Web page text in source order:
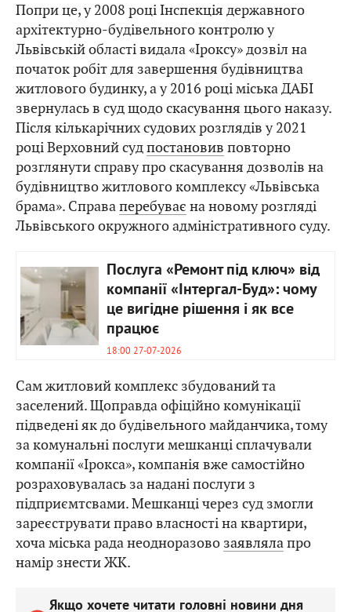
Попри це, у 2008 році Інспекція державного
архітектурно-будівельного контролю у
Львівській області видала «Іроксу» дозвіл на
початок робіт для завершення будівництва
житлового будинку, а у 2016 році міська ДАБІ
звернулась в суд щодо скасування цього наказу.
Після кількарічних судових розглядів у 2021
році Верховний судпостановив повторно
розглянути справу про скасування дозволів на
будівництво житлового комплексу «Львівська
брама». Справаперебуває на новому розгляді
Львівського окружного адміністративного суду.
Послуга «Ремонт під ключ» від
компанії «Інтергал-Буд»: чому
це вигідне рішення і як все
працює
18:00 27-07-2026
Сам житловий комплекс збудований та
заселений. Щоправда офіційно комунікації
підведені як до будівельного майданчика, тому
за комунальні послуги мешканці сплачували
компанії «Ірокса», компанія вже самостійно
розраховувалась за надані послуги з
підприємтсвами. Мешканці через суд змогли
зареєструвати право власності на квартири,
хоча міська рада неодноразово заявлялапро
намір знести ЖК.
Якщо хочете читати головні новини дня